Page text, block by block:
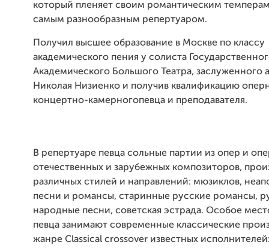
который пленяет своим романтическим
самым разнообразным репертуаром.
Получил высшее образование в Москве по классу
академического пения у солиста
Академического Большого Театра, заслуженного
Николая Низиенко и получив квалификацию
концертно-камерногопевца и преподавателя.
В репертуаре певца сольные партии из опер и
отечественных и зарубежных композиторов,
различных стилей и направлений: мюзиклов,
песни и романсы, старинные русские романсы,
народные песни, советская эстрада. Особое
певца занимают современные классические
жанре Сlassical crossover известных